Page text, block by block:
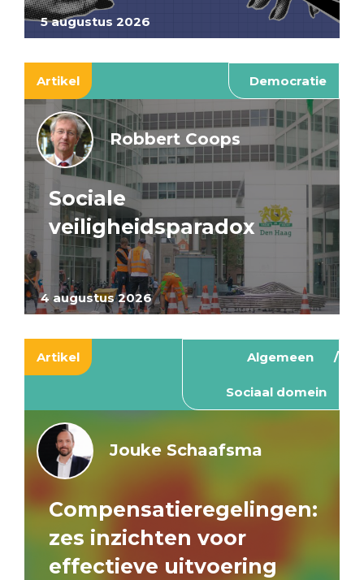
5 augustus 2026
Artikel Democratie
4 augustus 2026
Robbert Coops
Sociale
veiligheidsparadox
Artikel Algemeen
Sociaal domein
Jouke Schaafsma
Compensatieregelingen:
zes inzichten voor
effectieve uitvoering